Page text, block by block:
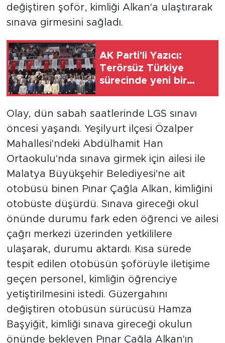
değiştiren şoför, kimliği Alkan'a ulaştırarak
sınava girmesini sağladı.
AK Parti'li Yazıcı:
Terörsüz Türkiye
sürecinde yeni bir
Olay, dün sabah saatlerinde LGS sınavı
öncesi yaşandı. Yeşilyurt ilçesi Özalper
Mahallesi'ndeki Abdülhamit Han
Ortaokulu'nda sınava girmek için ailesi ile
Malatya Büyükşehir Belediyesi'ne ait
otobüsü binen Pınar Çağla Alkan, kimliğini
otobüste düşürdü. Sınava gireceği okul
önünde durumu fark eden öğrenci ve ailesi
çağrı merkezi üzerinden yetkililere
ulaşarak, durumu aktardı. Kısa sürede
tespit edilen otobüsün şoförüyle iletişime
geçen personel, kimliğin öğrenciye
yetiştirilmesini istedi. Güzergahını
değiştiren otobüsün sürücüsü Hamza
Başyiğit, kimliği sınava gireceği okulun
önünde bekleyen Pınar Çağla Alkan'ın